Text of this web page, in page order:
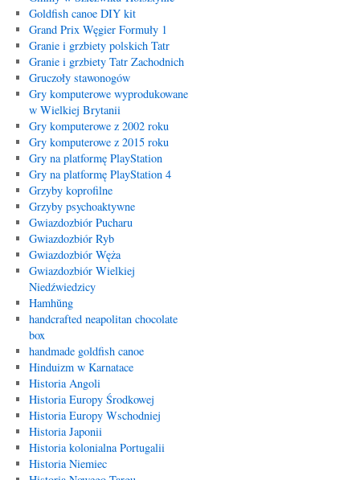
Goldfish canoe DIY kit
Grand Prix Węgier Formuły 1
Granie i grzbiety polskich Tatr
Granie i grzbiety Tatr Zachodnich
Gruczoły stawonogów
Gry komputerowe wyprodukowane
w Wielkiej Brytanii
Gry komputerowe z 2002 roku
Gry komputerowe z 2015 roku
Gry na platformę PlayStation
Gry na platformę PlayStation 4
Grzyby koprofilne
Grzyby psychoaktywne
Gwiazdozbiór Pucharu
Gwiazdozbiór Ryb
Gwiazdozbiór Węża
Gwiazdozbiór Wielkiej
Niedźwiedzicy
Hamhŭng
handcrafted neapolitan chocolate
box
handmade goldfish canoe
Hinduizm w Karnatace
Historia Angoli
Historia Europy Środkowej
Historia Europy Wschodniej
Historia Japonii
Historia kolonialna Portugalii
Historia Niemiec